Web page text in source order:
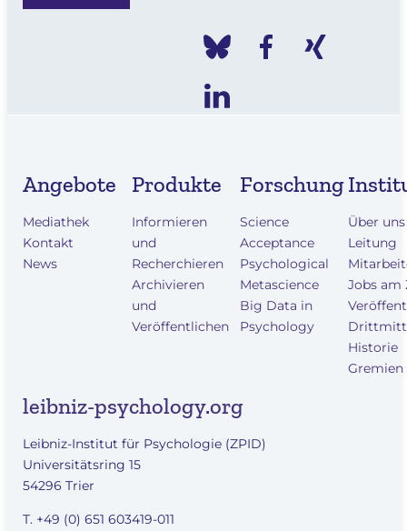
Angebote
Mediathek
Kontakt
News
Produkte
Informieren
und
Recherchieren
Archivieren
und
Veröffentlichen
Forschung
Science
Acceptance
Psychological
Metascience
Big Data in
Psychology
Über uns
Leitung
Jobs am
Historie
Gremien
leibniz-psychology.org
Leibniz-Institut für Psychologie (ZPID)
Universitätsring 15
54296 Trier
T. +49 (0) 651 603419-011